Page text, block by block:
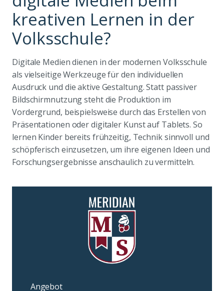
kreativen Lernen in der
Volksschule?
Digitale Medien dienen in der modernen Volksschule
als vielseitige Werkzeuge für den individuellen
Ausdruck und die aktive Gestaltung. Statt passiver
Bildschirmnutzung steht die Produktion im
Vordergrund, beispielsweise durch das Erstellen von
Präsentationen oder digitaler Kunst auf Tablets. So
lernen Kinder bereits frühzeitig, Technik sinnvoll und
schöpferisch einzusetzen, um ihre eigenen Ideen und
Forschungsergebnisse anschaulich zu vermitteln.
Angebot